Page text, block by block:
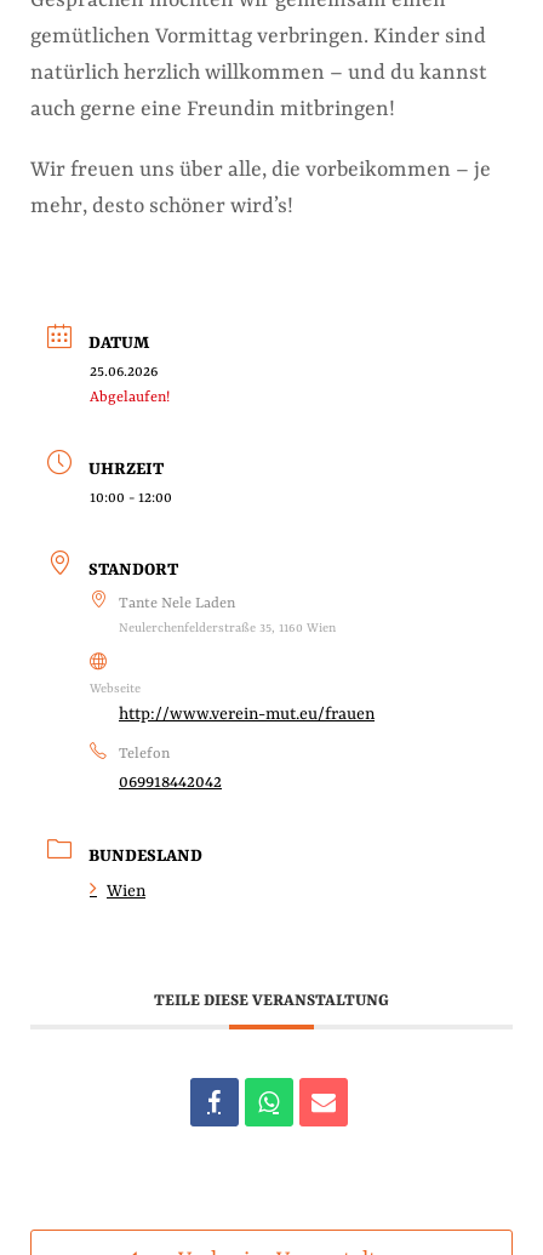
gemütlichen Vormittag verbringen. Kinder sind
natürlich herzlich willkommen – und du kannst
auch gerne eine Freundin mitbringen!
Wir freuen uns über alle, die vorbeikommen – je
mehr, desto schöner wird’s!
DATUM
25.06.2026
Abgelaufen!
UHRZEIT
10:00 - 12:00
STANDORT
Tante Nele Laden
Neulerchenfelderstraße 35, 1160 Wien
Webseite
http://www.verein-mut.eu/frauen
Telefon
069918442042
BUNDESLAND
Wien
TEILE DIESE VERANSTALTUNG